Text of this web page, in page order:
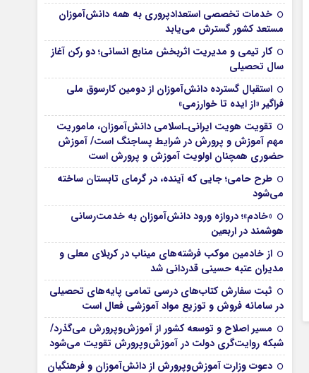
خدمات تخصصی استعدادپروری به همه دانش‌آموزان
مستعد کشور گسترش می‌یابد
کار تیمی و مدیریت اثربخش منابع انسانی؛ دو رکن آغاز
سال تحصیلی
استقبال گسترده دانش‌آموزان از دومین کارسوق ملی
فراگیر «از ایده تا خوارزمی»
تقویت هویت ایرانی‌ـ‌اسلامی دانش‌آموزان، ماموریت
مهم آموزش و پرورش در شرایط پساجنگ است/ آموزش
حضوری همچنان اولویت آموزش و پرورش است
طرح حامی؛ جایی که آینده، در گرمای تابستان ساخته
می‌شود
«خادم»؛ دروازه ورود دانش‌آموزان به خدمت‌رسانی
هوشمند در اربعین
از خادمین موکب فرشته‌های میناب در کربلای معلی و
مدیران عتبه حسینی قدردانی شد
ثبت سفارش کتاب‌های درسی تمامی پایه‌های تحصیلی
در سامانه فروش و توزیع مواد آموزشی فعال است
مسیر اصلاح و توسعه کشور از آموزش‌وپرورش می‌گذرد/
شبکه روایت‌‌گری دولت در آموزش‌وپرورش تقویت می‌شود
دعوت وزارت آموزش‌وپرورش از دانش‌آموزان و فرهنگیان